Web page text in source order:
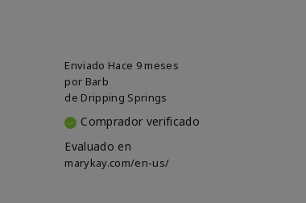
Enviado Hace 9 meses
por Barb
de Dripping Springs
Comprador verificado
Evaluado en
marykay.com/en-us/